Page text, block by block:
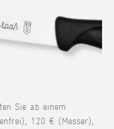
Sie ab einem
120 € (Messer),